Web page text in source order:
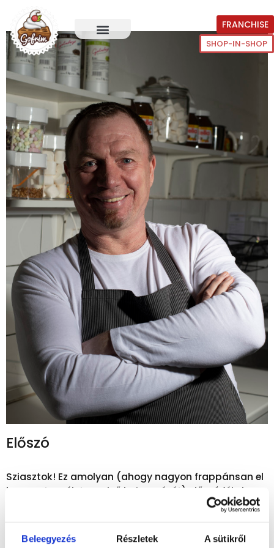
Beleegyezés Részletek A sütikről
FRANCHISE
SHOP-IN-SHOP
Előszó
Sziasztok! Ez amolyan (ahogy nagyon frappánsan el
is neveztem életem első bejegyzését) előszó féle lenne
a Gofrim blog rovatához. Merthogy már ilyenünk is
lesz. :)
Javarészt velem fogtok itt találkozni, időről-időre én